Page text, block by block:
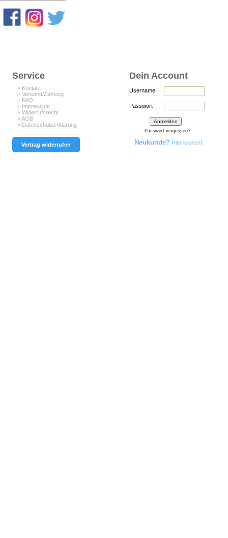
Service
> Kontakt
> Versand/Zahlung
> FAQ
> Impressum
> Widerrufsrecht
> AGB
> Datenschutzerklärung
Vertrag widerrufen
Dein Account
Username
Passwort
Passwort vergessen?
Neukunde? Hier klicken!